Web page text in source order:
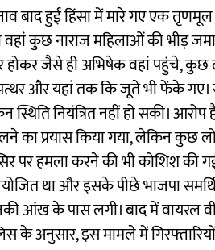
बाद हुई हिंसा में मारे गए एक तृणमूल
कुछ नाराज महिलाओं की भीड़
होकर जैसे ही अभिषेक वहां पहुंचे, कुछ
और यहां तक कि जूते भी फेंके गए।
नियंत्रित नहीं हो सकी।
का प्रयास किया गया, लेकिन
पर हमला करने की भी कोशिश की
था और इसके पीछे भाजपा
आंख के पास लगी। बाद में वायरल
के अनुसार, इस मामले में